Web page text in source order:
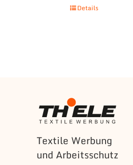
Details
Textile Werbung
und Arbeitsschutz